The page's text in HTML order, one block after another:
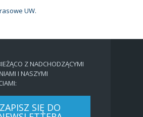
UW.
Z NADCHODZĄCYMI
I NASZYMI
ZAPISZ SIĘ DO